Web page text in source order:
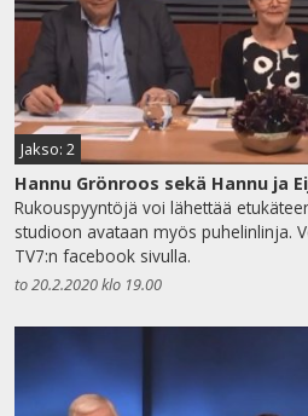
Jakso: 2
Hannu Grönroos sekä Hannu ja
Rukouspyyntöjä voi lähettää
studioon avataan myös puhelinlinja.
TV7:n facebook sivulla.
to 20.2.2020 klo 19.00